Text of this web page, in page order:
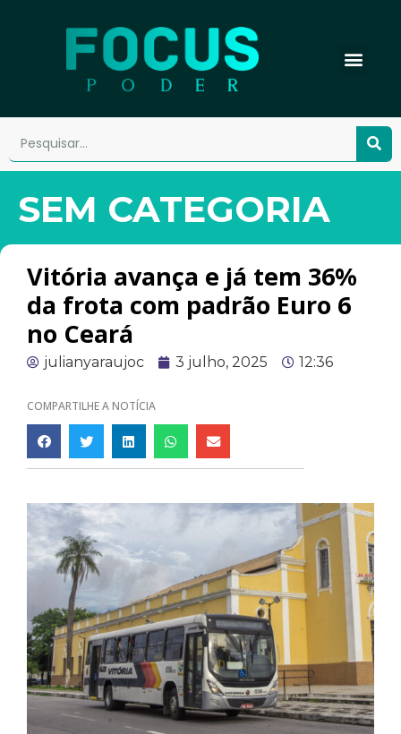
SEM CATEGORIA
Vitória avança e já tem 36%
da frota com padrão Euro 6
no Ceará
julianyaraujoc 3 julho, 2025 12:36
COMPARTILHE A NOTÍCIA